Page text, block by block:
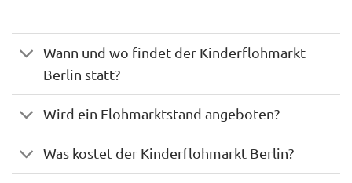
Wann und wo findet der Kinderflohmarkt
Berlin statt?
Wird ein Flohmarktstand angeboten?
Was kostet der Kinderflohmarkt Berlin?